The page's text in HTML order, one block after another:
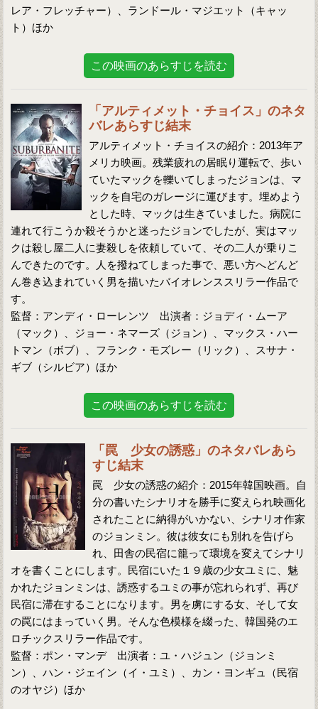
レア・フレッチャー）、ランドール・マジエット（キャッ
ト）ほか
この映画のあらすじを読む
「アルティメット・チョイス」のネタ
バレあらすじ結末
アルティメット・チョイスの紹介：2013年ア
メリカ映画。残業疲れの居眠り運転で、歩い
ていたマックを轢いてしまったジョンは、マ
ックを自宅のガレージに運びます。埋めよう
とした時、マックは生きていました。病院に
連れて行こうか殺そうかと迷ったジョンでしたが、実はマッ
クは殺し屋二人に妻殺しを依頼していて、その二人が乗りこ
んできたのです。人を撥ねてしまった事で、悪い方へどんど
ん巻き込まれていく男を描いたバイオレンススリラー作品で
す。
監督：アンディ・ローレンツ 出演者：ジョディ・ムーア
（マック）、ジョー・ネマーズ（ジョン）、マックス・ハー
トマン（ボブ）、フランク・モズレー（リック）、スサナ・
ギブ（シルビア）ほか
この映画のあらすじを読む
「罠 少女の誘惑」のネタバレあら
すじ結末
罠 少女の誘惑の紹介：2015年韓国映画。自
分の書いたシナリオを勝手に変えられ映画化
されたことに納得がいかない、シナリオ作家
のジョンミン。彼は彼女にも別れを告げら
れ、田舎の民宿に籠って環境を変えてシナリ
オを書くことにします。民宿にいた１９歳の少女ユミに、魅
かれたジョンミンは、誘惑するユミの事が忘れられず、再び
民宿に滞在することになります。男を虜にする女、そして女
の罠にはまっていく男。そんな色模様を綴った、韓国発のエ
ロチックスリラー作品です。
監督：ポン・マンデ 出演者：ユ・ハジュン（ジョンミ
ン）、ハン・ジェイン（イ・ユミ）、カン・ヨンギュ（民宿
のオヤジ）ほか